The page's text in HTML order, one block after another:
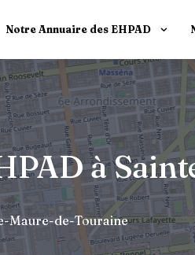
Notre Annuaire des EHPAD
à
Maure-de-Touraine